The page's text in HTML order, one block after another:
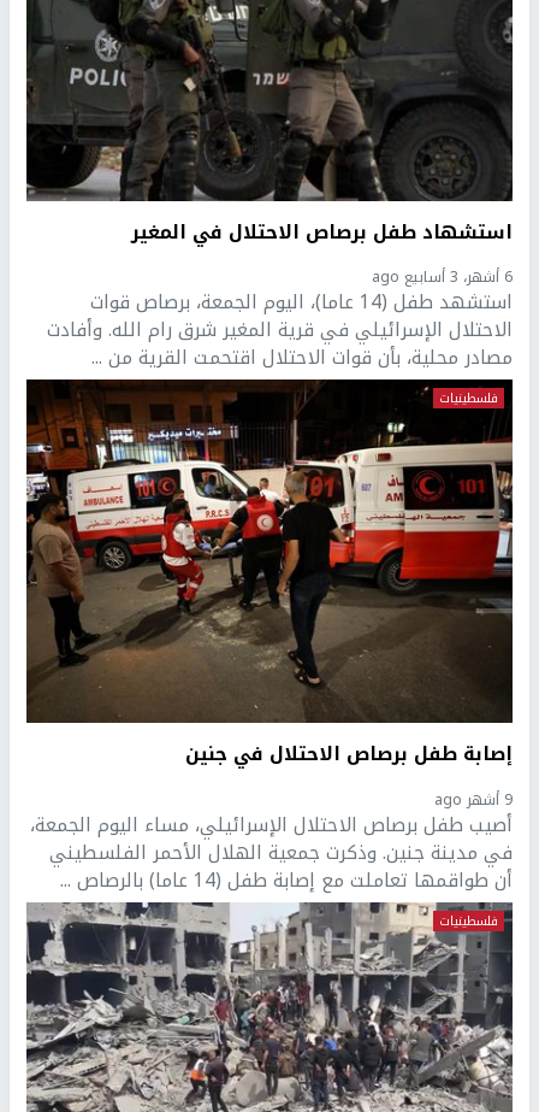
استشهاد طفل برصاص الاحتلال في المغير
6 أشهر، 3 أسابيع ago
استشهد طفل (14 عاما)، اليوم الجمعة، برصاص قوات
الاحتلال الإسرائيلي في قرية المغير شرق رام الله. وأفادت
مصادر محلية، بأن قوات الاحتلال اقتحمت القرية من ...
فلسطينيات
إصابة طفل برصاص الاحتلال في جنين
9 أشهر ago
أصيب طفل برصاص الاحتلال الإسرائيلي، مساء اليوم الجمعة،
في مدينة جنين. وذكرت جمعية الهلال الأحمر الفلسطيني
أن طواقمها تعاملت مع إصابة طفل (14 عاما) بالرصاص ...
فلسطينيات